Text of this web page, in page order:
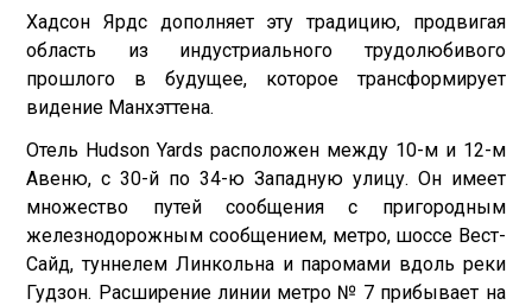
Хадсон Ярдс дополняет эту традицию, продвигая
область из индустриального трудолюбивого
прошлого в будущее, которое трансформирует
видение Манхэттена.
Отель Hudson Yards расположен между 10-м и 12-м
Авеню, с 30-й по 34-ю Западную улицу. Он имеет
множество путей сообщения с пригородным
железнодорожным сообщением, метро, шоссе Вест-
Сайд, туннелем Линкольна и паромами вдоль реки
Гудзон. Расширение линии метро № 7 прибывает на